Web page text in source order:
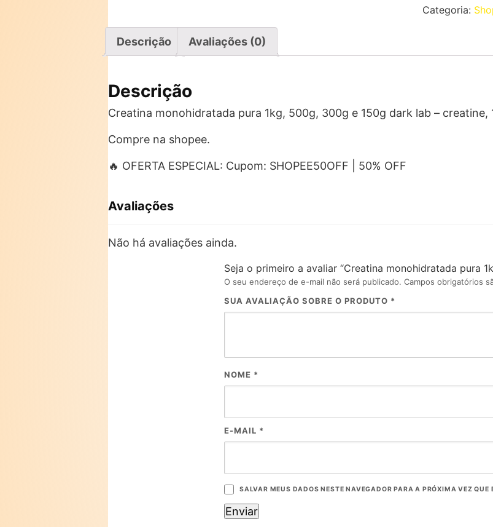
Categoria:
Descrição Avaliações (0)
Descrição
Creatina monohidratada pura 1kg, 500g, 300g e 150g dark lab – creatine,
Compre na shopee.
🔥 OFERTA ESPECIAL: Cupom: SHOPEE50OFF | 50% OFF
Avaliações
Não há avaliações ainda.
Seja o primeiro a avaliar “Creatina monohidratada pura
O seu endereço de e-mail não será publicado. Campos obrigatórios
SUA AVALIAÇÃO SOBRE O PRODUTO *
NOME *
E-MAIL *
SALVAR MEUS DADOS NESTE NAVEGADOR PARA A PRÓXIMA VEZ QUE